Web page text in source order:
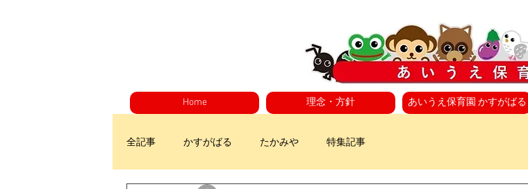
Home 理念・方針 あいうえ保育園 かすがばる
全記事 かすがばる たかみや 特集記事